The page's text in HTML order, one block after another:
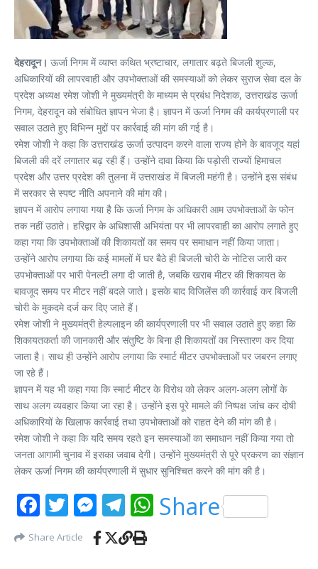
देहरादून। ऊर्जा निगम में व्याप्त कथित भ्रष्टाचार, लगातार बढ़ते बिजली शुल्क,
अधिकारियों की लापरवाही और उपभोक्ताओं की समस्याओं को लेकर सुराज सेवा दल के
प्रदेश अध्यक्ष रमेश जोशी ने मुख्यमंत्री के माध्यम से प्रबंध निदेशक, उत्तराखंड ऊर्जा
निगम, देहरादून को संबोधित ज्ञापन भेजा है। ज्ञापन में ऊर्जा निगम की कार्यप्रणाली पर
सवाल उठाते हुए विभिन्न मुद्दों पर कार्रवाई की मांग की गई है।
रमेश जोशी ने कहा कि उत्तराखंड ऊर्जा उत्पादन करने वाला राज्य होने के बावजूद यहां
बिजली की दरें लगातार बढ़ रही हैं। उन्होंने दावा किया कि पड़ोसी राज्यों हिमाचल
प्रदेश और उत्तर प्रदेश की तुलना में उत्तराखंड में बिजली महंगी है। उन्होंने इस संबंध
में सरकार से स्पष्ट नीति अपनाने की मांग की।
ज्ञापन में आरोप लगाया गया है कि ऊर्जा निगम के अधिकारी आम उपभोक्ताओं के फोन
तक नहीं उठाते। हरिद्वार के अधिशासी अभियंता पर भी लापरवाही का आरोप लगाते हुए
कहा गया कि उपभोक्ताओं की शिकायतों का समय पर समाधान नहीं किया जाता।
उन्होंने आरोप लगाया कि कई मामलों में घर बैठे ही बिजली चोरी के नोटिस जारी कर
उपभोक्ताओं पर भारी पेनल्टी लगा दी जाती है, जबकि खराब मीटर की शिकायत के
बावजूद समय पर मीटर नहीं बदले जाते। इसके बाद विजिलेंस की कार्रवाई कर बिजली
चोरी के मुकदमे दर्ज कर दिए जाते हैं।
रमेश जोशी ने मुख्यमंत्री हेल्पलाइन की कार्यप्रणाली पर भी सवाल उठाते हुए कहा कि
शिकायतकर्ता की जानकारी और संतुष्टि के बिना ही शिकायतों का निस्तारण कर दिया
जाता है। साथ ही उन्होंने आरोप लगाया कि स्मार्ट मीटर उपभोक्ताओं पर जबरन लगाए
जा रहे हैं।
ज्ञापन में यह भी कहा गया कि स्मार्ट मीटर के विरोध को लेकर अलग-अलग लोगों के
साथ अलग व्यवहार किया जा रहा है। उन्होंने इस पूरे मामले की निष्पक्ष जांच कर दोषी
अधिकारियों के खिलाफ कार्रवाई तथा उपभोक्ताओं को राहत देने की मांग की है।
रमेश जोशी ने कहा कि यदि समय रहते इन समस्याओं का समाधान नहीं किया गया तो
जनता आगामी चुनाव में इसका जवाब देगी। उन्होंने मुख्यमंत्री से पूरे प्रकरण का संज्ञान
लेकर ऊर्जा निगम की कार्यप्रणाली में सुधार सुनिश्चित करने की मांग की है।
Facebook
Twitter
Messenger
Telegram
WhatsApp
Share
Share Article